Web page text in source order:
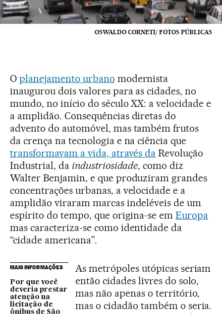
OSWALDO CORNETI/ FOTOS PÚBLICAS
O planejamento urbano modernista
inaugurou dois valores para as cidades, no
mundo, no início do século XX: a velocidade e
a amplidão. Consequências diretas do
advento do automóvel, mas também frutos
da crença na tecnologia e na ciência que
transformavam a vida, através da Revolução
Industrial, da industriosidade, como diz
Walter Benjamin, e que produziram grandes
concentrações urbanas, a velocidade e a
amplidão viraram marcas indeléveis de um
espírito do tempo, que origina-se emEuropa
mas caracteriza-se como identidade da
“cidade americana”.
MAIS INFORMAÇÕES
Por que você
deveria prestar
atenção na
licitação de
ônibus de São
As metrópoles utópicas seriam
então cidades livres do solo,
mas não apenas o território,
mas o cidadão também o seria.